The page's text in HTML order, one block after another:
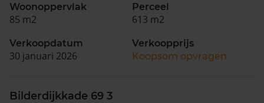
Woonoppervlak
85 m2
Perceel
613 m2
Verkoopdatum
30 januari 2026
Verkoopprijs
Koopsom opvragen
Bilderdijkkade 69 3